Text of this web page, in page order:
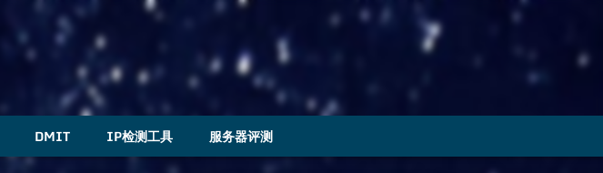
DMIT IP检测工具 服务器评测